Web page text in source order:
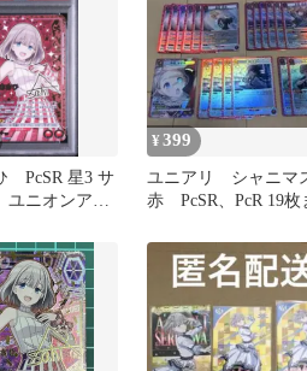
PcSR 星3 サ
ニオンアリ
¥399
ユニアリ シャニマ
赤 PcSR、PcR 19枚